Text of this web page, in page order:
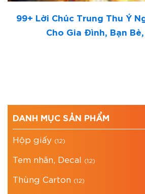
99+ Lời Chúc Trung Thu Ý
Cho Gia Đình, Bạn
DANH MỤC SẢN PHẨM
Hộp giấy (12)
Tem nhãn, Decal (12)
Thùng Carton (12)